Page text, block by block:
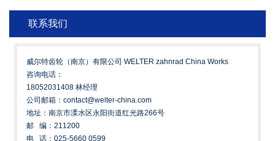
联系我们
威尔特齿轮（南京）有限公司 WELTER zahnrad China Works
咨询电话：
18052031408 林经理
公司邮箱：contact@welter-china.com
地址：南京市溧水区永阳街道红光路266号
邮 编：211200
电 话：025-5660 0599